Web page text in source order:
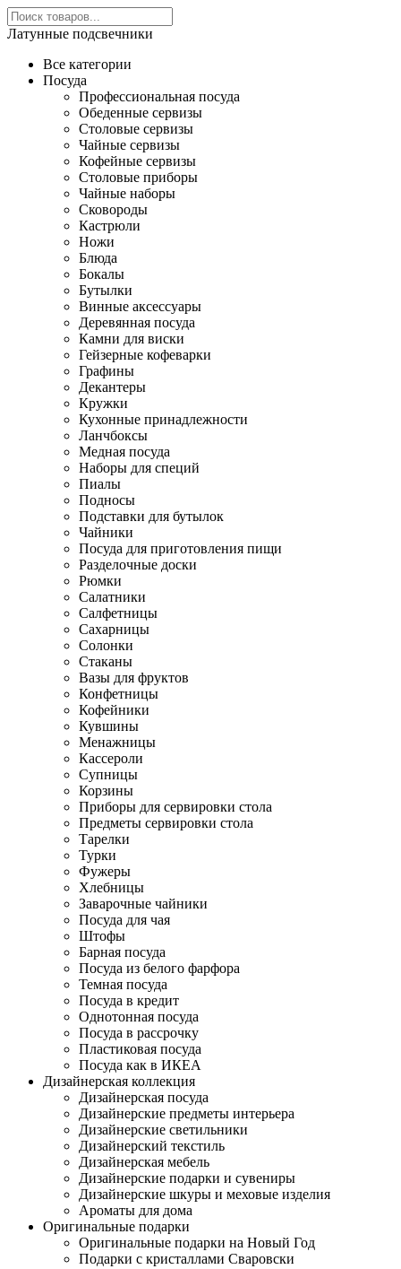
Латунные подсвечники
Все категории
Посуда
Профессиональная посуда
Обеденные сервизы
Столовые сервизы
Чайные сервизы
Кофейные сервизы
Столовые приборы
Чайные наборы
Сковороды
Кастрюли
Ножи
Блюда
Бокалы
Бутылки
Винные аксессуары
Деревянная посуда
Камни для виски
Гейзерные кофеварки
Графины
Декантеры
Кружки
Кухонные принадлежности
Ланчбоксы
Медная посуда
Наборы для специй
Пиалы
Подносы
Подставки для бутылок
Чайники
Посуда для приготовления пищи
Разделочные доски
Рюмки
Салатники
Салфетницы
Сахарницы
Солонки
Стаканы
Вазы для фруктов
Конфетницы
Кофейники
Кувшины
Менажницы
Кассероли
Супницы
Корзины
Приборы для сервировки стола
Предметы сервировки стола
Тарелки
Турки
Фужеры
Хлебницы
Заварочные чайники
Посуда для чая
Штофы
Барная посуда
Посуда из белого фарфора
Темная посуда
Посуда в кредит
Однотонная посуда
Посуда в рассрочку
Пластиковая посуда
Посуда как в ИКЕА
Дизайнерская коллекция
Дизайнерская посуда
Дизайнерские предметы интерьера
Дизайнерские светильники
Дизайнерский текстиль
Дизайнерская мебель
Дизайнерские подарки и сувениры
Дизайнерские шкуры и меховые изделия
Ароматы для дома
Оригинальные подарки
Оригинальные подарки на Новый Год
Подарки с кристаллами Сваровски